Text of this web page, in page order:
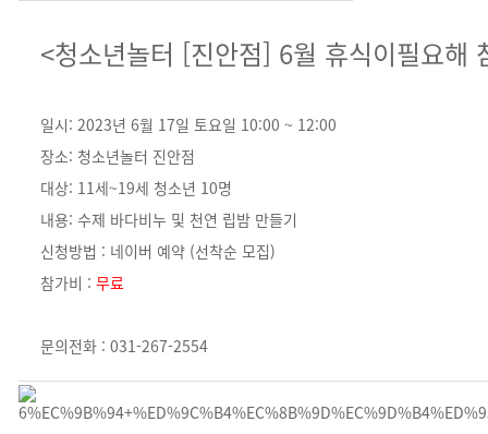
<청소년놀터 [진안점] 6월 휴식이필요해
일시: 2023년 6월 17일 토요일 10:00 ~ 12:00
장소: 청소년놀터 진안점
대상: 11세~19세 청소년 10명
내용: 수제 바다비누 및 천연 립밤 만들기
신청방법 : 네이버 예약 (선착순 모집)
참가비 : 무료
문의전화 : 031-267-2554